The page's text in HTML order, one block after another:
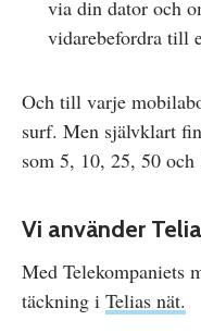
via din dator och
vidarebefordra till
Och till varje
surf. Men självklart
som 5, 10, 25, 50
Vi använder
Med Telekompaniets
täckning i Telias nät.